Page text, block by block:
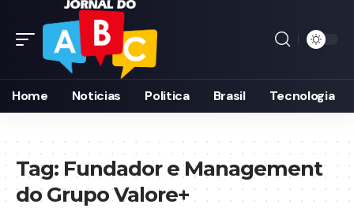
Home Noticias Politica Brasil Tecnologia
Tag: Fundador e Management
do Grupo Valore+